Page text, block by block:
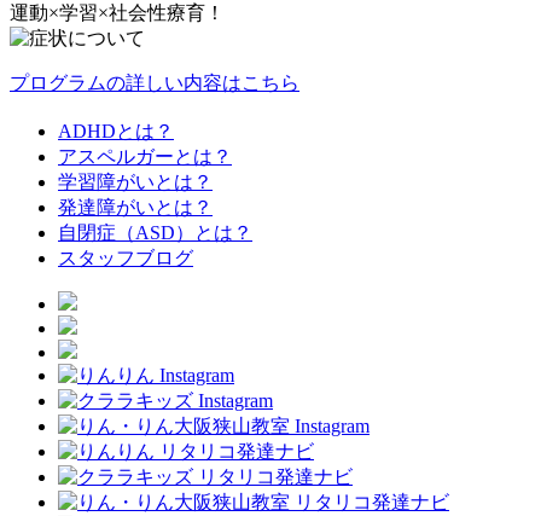
運動×学習×社会性療育！
プログラムの詳しい内容はこちら
ADHDとは？
アスペルガーとは？
学習障がいとは？
発達障がいとは？
自閉症（ASD）とは？
スタッフブログ